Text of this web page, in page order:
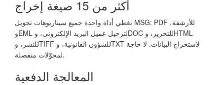
أكثر من 15 صيغة إخراج
تغطي أداة واحدة جميع سيناريوهات تحويل MSG: PDF للأرشفة،
وEML لترحيل عميل البريد الإلكتروني، وDOC للتحرير، وHTML
للنشر، وTIFF للشؤون القانونية، وTXT لاستخراج البيانات. لا حاجة
لمحوّلات منفصلة.
المعالجة الدفعية